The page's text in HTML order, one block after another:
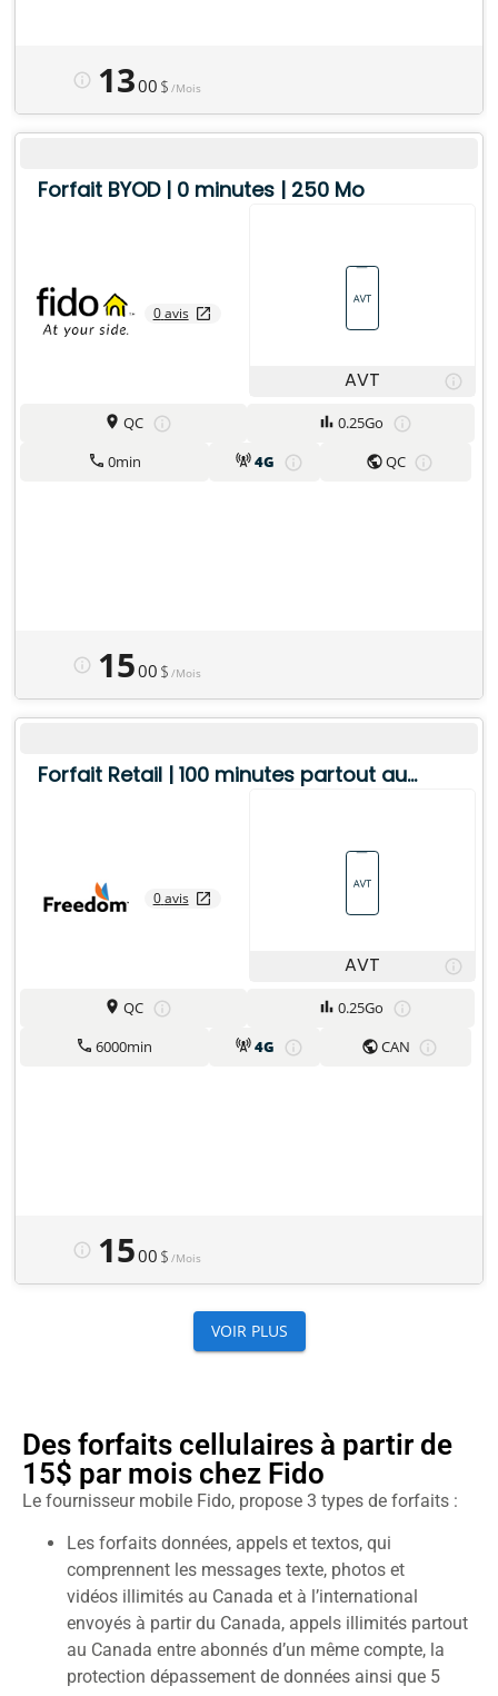
Des forfaits cellulaires à partir de
15$ par mois chez Fido
Le fournisseur mobile Fido, propose 3 types de forfaits :
Les forfaits données, appels et textos, qui
comprennent les messages texte, photos et
vidéos illimités au Canada et à l’international
envoyés à partir du Canada, appels illimités partout
au Canada entre abonnés d’un même compte, la
protection dépassement de données ainsi que 5